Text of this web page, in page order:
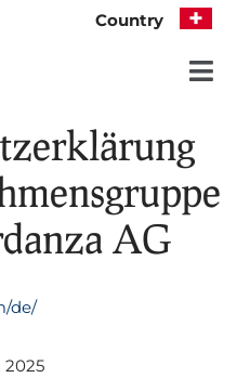
Country
AG
de/
2025